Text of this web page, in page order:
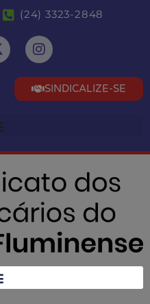
(24) 3323-2848
SINDICALIZE-SE